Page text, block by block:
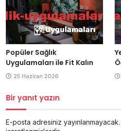
Popüler Sağlık
Uygulamaları ile Fit Kalın
25 Haziran 2026
Bir yanıt yazın
E-posta adresiniz yayınlanmayacak.